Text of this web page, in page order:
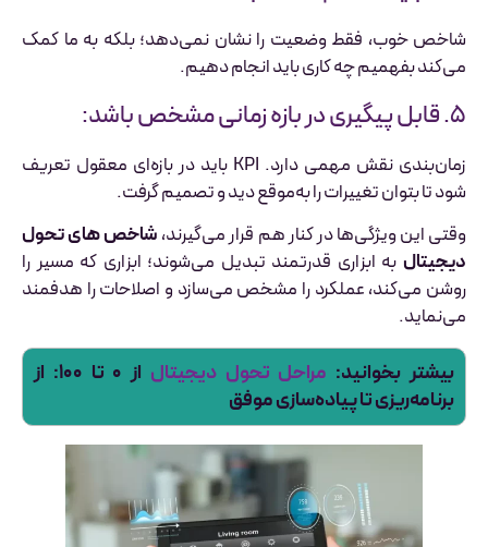
شاخص خوب، فقط وضعیت را نشان نمی‌دهد؛ بلکه به ما کمک
می‌کند بفهمیم چه کاری باید انجام دهیم.
۵. قابل پیگیری در بازه زمانی مشخص باشد:
زمان‌بندی نقش مهمی دارد. KPI باید در بازه‌ای معقول تعریف
شود تا بتوان تغییرات را به‌موقع دید و تصمیم گرفت.
وقتی این ویژگی‌ها در کنار هم قرار می‌گیرند،شاخص های تحول
دیجیتالبه ابزاری قدرتمند تبدیل می‌شوند؛ ابزاری که مسیر را
روشن می‌کند، عملکرد را مشخص می‌سازد و اصلاحات را هدفمند
می‌نماید.
بیشتر بخوانید: مراحل تحول دیجیتال
از ۰ تا ۱۰۰: از
برنامه‌ریزی تا پیاده‌سازی موفق